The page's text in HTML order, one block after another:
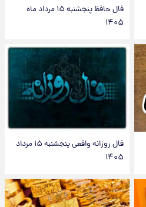
فال حافظ پنجشنبه ۱۵ مرداد ماه
۱۴۰۵
فال روزانه واقعی پنجشنبه ۱۵ مرداد
۱۴۰۵